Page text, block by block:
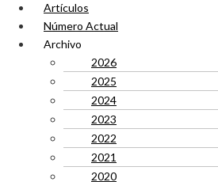
Artículos
Número Actual
Archivo
2026
2025
2024
2023
2022
2021
2020